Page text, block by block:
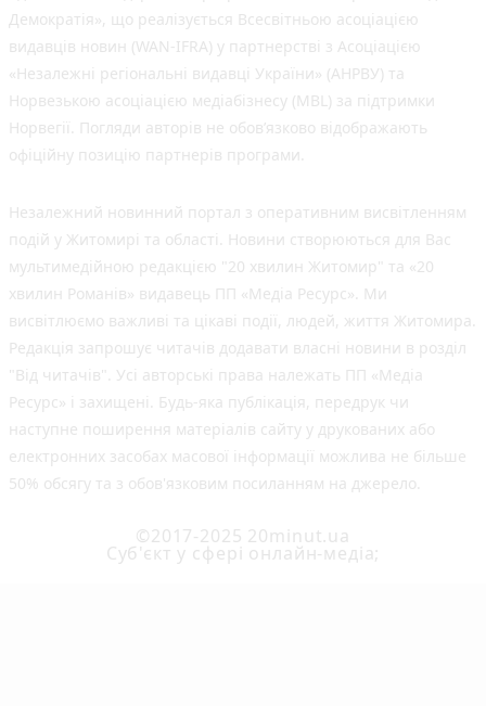
Демократія», що реалізується Всесвітньою асоціацією
видавців новин (WAN-IFRA) у партнерстві з Асоціацією
«Незалежні регіональні видавці України» (АНРВУ) та
Норвезькою асоціацією медіабізнесу (MBL) за підтримки
Норвегії. Погляди авторів не обов’язково відображають
офіційну позицію партнерів програми.
Незалежний новинний портал з оперативним висвітленням
подій у Житомирі та області. Новини створюються для Вас
мультимедійною редакцією "20 хвилин Житомир" та «20
хвилин Романів» видавець ПП «Медіа Ресурс». Ми
висвітлюємо важливі та цікаві події, людей, життя Житомира.
Редакція запрошує читачів додавати власні новини в розділ
"Від читачів". Усі авторські права належать ПП «Медіа
Ресурс» і захищені. Будь-яка публiкацiя, передрук чи
наступне поширення матеріалів сайту у друкованих або
електронних засобах масової інформації можлива не більше
50% обсягу та з обов'язковим посиланням на джерело.
©2017-2025 20minut.ua
Cуб'єкт у сфері онлайн-медіа;